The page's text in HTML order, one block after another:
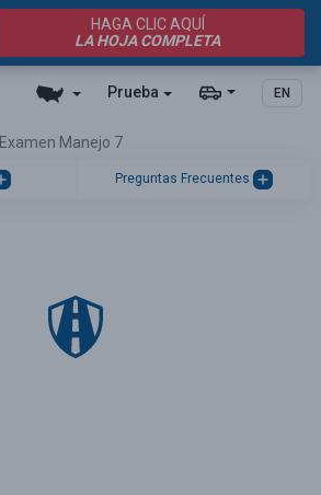
Prueba EN
HAGA CLIC AQUÍ
LA HOJA COMPLETA
Examen Manejo 7
Preguntas Frecuentes